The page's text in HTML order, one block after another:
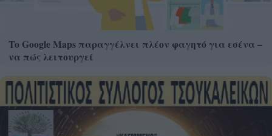
Το Google Maps παραγγέλνει πλέον φαγητό για εσένα –
να πώς λειτουργεί